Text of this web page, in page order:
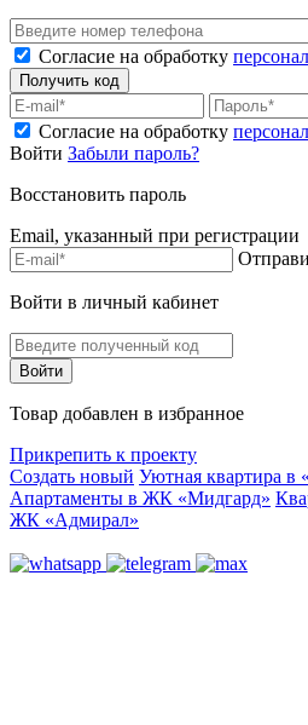
Согласие на обработку
Согласие на обработку
Войти Забыли пароль?
Восстановить пароль
Email, указанный при регистрации
Войти в личный кабинет
Товар добавлен в избранное
Прикрепить к проекту
Создать новый Уютная квартира в
Апартаменты в ЖК «Мидгард»
ЖК «Адмирал»